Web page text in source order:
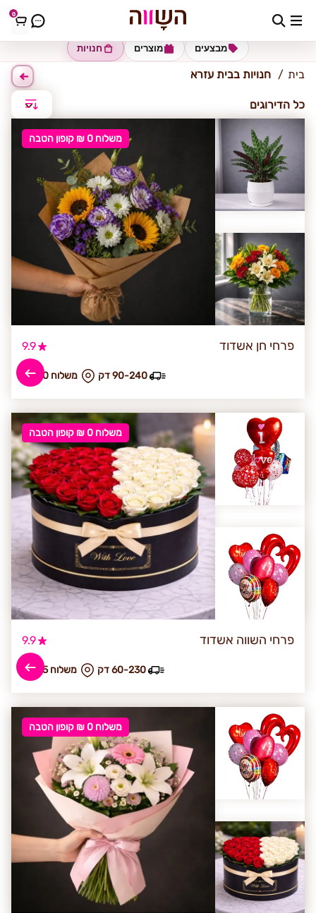
0 בית עזרא
חנויות מוצרים מבצעים
בית חנויות בבית עזרא
כל הדירוגים
משלוח 0 ₪ קופון הטבה
פרחי חן אשדוד 9.9
₪ משלוח 40 90-240 דק
משלוח 0 ₪ קופון הטבה
פרחי השווה אשדוד 9.9
₪ משלוח 45 60-230 דק
משלוח 0 ₪ קופון הטבה